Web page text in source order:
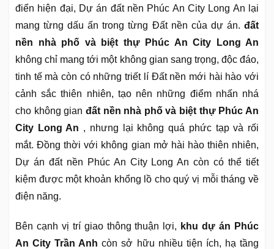
điển hiện đại, Dự án đất nền Phúc An City Long An lại
mang từng dấu ấn trong từng Đất nền của dự án. đất
nền nhà phố và biệt thự Phúc An City Long An
không chỉ mang tới một không gian sang trọng, độc đáo,
tinh tế mà còn có những triết lí Đất nền mới hài hào với
cảnh sắc thiên nhiên, tạo nên những điểm nhấn nhá
cho không gian đất nền nhà phố và biệt thự Phúc An
City Long An , nhưng lại không quá phức tạp và rối
mắt. Đồng thời với không gian mở hài hào thiên nhiên,
Dự án đất nền Phúc An City Long An còn có thể tiết
kiệm được một khoản khổng lồ cho quý vị mỗi tháng về
điện năng.
Bên cạnh vị trí giao thông thuận lợi, khu dự án Phúc
An City Trần Anh còn sở hữu nhiều tiện ích, hạ tầng